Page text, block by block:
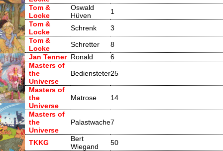
Tom &
Locke
Oswald
Hüven
1
Tom &
Locke
Schrenk
3
Tom &
Locke
Schretter
8
Jan Tenner Ronald
6
Masters of
the
Universe
Bediensteter25
Masters of
the
Universe
Matrose 14
Masters of
the
Universe
Palastwache7
TKKG
Bert
Wiegand
50